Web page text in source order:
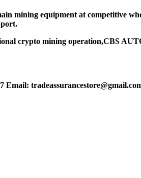
equipment at competitive
crypto mining operation,CBS
Email: